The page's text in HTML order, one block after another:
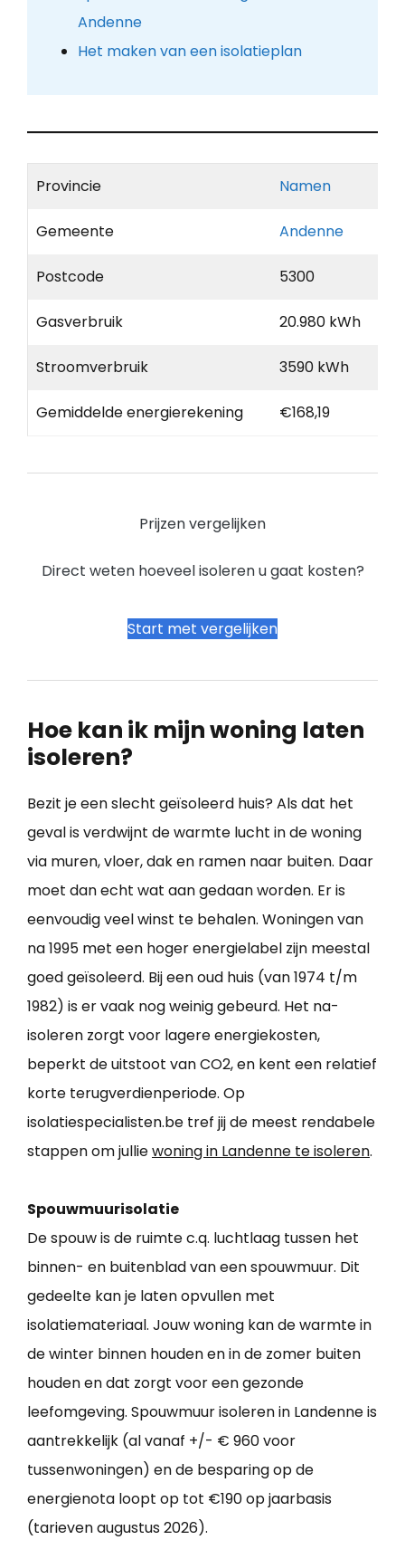
Andenne
Het maken van een isolatieplan
Provincie Namen
Gemeente Andenne
Postcode 5300
Gasverbruik 20.980 kWh
Stroomverbruik 3590 kWh
Gemiddelde energierekening €168,19
Prijzen vergelijken
Direct weten hoeveel isoleren u gaat kosten?
Start met vergelijken
Hoe kan ik mijn woning laten
isoleren?
Bezit je een slecht geïsoleerd huis? Als dat het
geval is verdwijnt de warmte lucht in de woning
via muren, vloer, dak en ramen naar buiten. Daar
moet dan echt wat aan gedaan worden. Er is
eenvoudig veel winst te behalen. Woningen van
na 1995 met een hoger energielabel zijn meestal
goed geïsoleerd. Bij een oud huis (van 1974 t/m
1982) is er vaak nog weinig gebeurd. Het na-
isoleren zorgt voor lagere energiekosten,
beperkt de uitstoot van CO2, en kent een relatief
korte terugverdienperiode. Op
isolatiespecialisten.be tref jij de meest rendabele
stappen om julliewoning in Landenne te isoleren.
Spouwmuurisolatie
De spouw is de ruimte c.q. luchtlaag tussen het
binnen- en buitenblad van een spouwmuur. Dit
gedeelte kan je laten opvullen met
isolatiemateriaal. Jouw woning kan de warmte in
de winter binnen houden en in de zomer buiten
houden en dat zorgt voor een gezonde
leefomgeving. Spouwmuur isoleren in Landenne is
aantrekkelijk (al vanaf +/- € 960 voor
tussenwoningen) en de besparing op de
energienota loopt op tot €190 op jaarbasis
(tarieven augustus 2026).